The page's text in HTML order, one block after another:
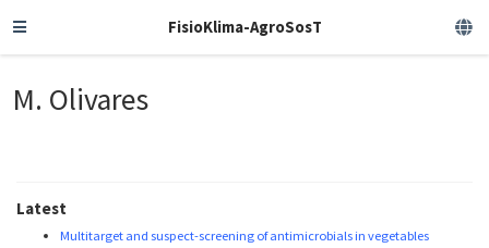
FisioKlima-AgroSosT
M. Olivares
Latest
Multitarget and suspect-screening of antimicrobials in vegetables